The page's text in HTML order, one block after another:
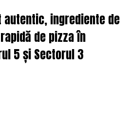
autentic, ingrediente de
de pizza în
5 și Sectorul 3